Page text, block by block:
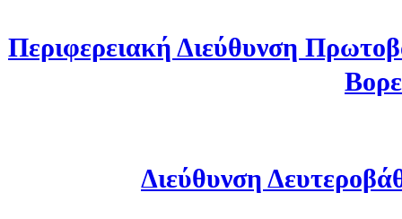
Περιφερειακή Διεύθυνση
Διεύθυνση